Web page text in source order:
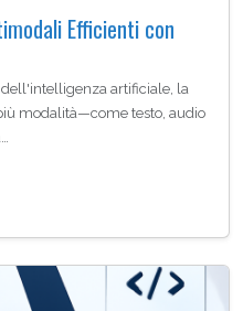
Efficienti con
artificiale, la
modalità—come testo, audio